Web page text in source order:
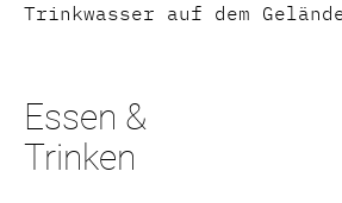
Trinkwasser auf dem
Essen &
Trinken